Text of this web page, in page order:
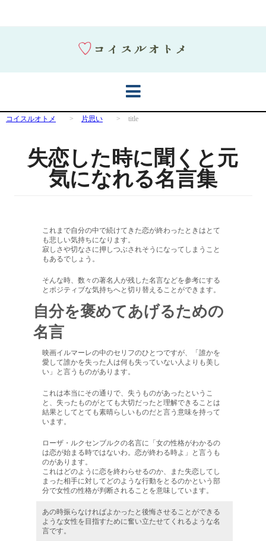
コイスルオトメ > 片思い > title
失恋した時に聞くと元
気になれる名言集
これまで自分の中で続けてきた恋が終わったときはとて
も悲しい気持ちになります。
寂しさや切なさに押しつぶされそうになってしまうこと
もあるでしょう。
そんな時、数々の著名人が残した名言などを参考にする
とポジティブな気持ちへと切り替えることができます。
自分を褒めてあげるための
名言
映画イルマーレの中のセリフのひとつですが、「誰かを
愛して誰かを失った人は何も失っていない人よりも美し
い」と言うものがあります。
これは本当にその通りで、失うものがあったというこ
と、失ったものがとても大切だったと理解できることは
結果としてとても素晴らしいものだと言う意味を持って
います。
ローザ・ルクセンブルクの名言に「女の性格がわかるの
は恋が始まる時ではないわ。恋が終わる時よ」と言うも
のがあります。
これはどのように恋を終わらせるのか、また失恋してし
まった相手に対してどのような行動をとるのかという部
分で女性の性格が判断されることを意味しています。
あの時振らなければよかったと後悔させることができる
ような女性を目指すために奮い立たせてくれるような名
言です。